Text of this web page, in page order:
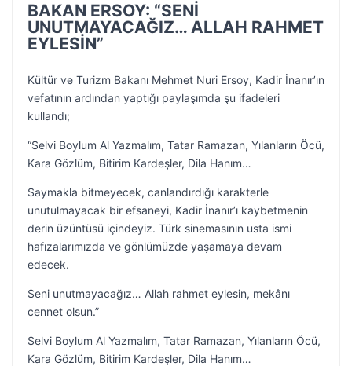
BAKAN ERSOY: “SENİ
UNUTMAYACAĞIZ… ALLAH RAHMET
EYLESİN”
Kültür ve Turizm Bakanı Mehmet Nuri Ersoy, Kadir İnanır’ın
vefatının ardından yaptığı paylaşımda şu ifadeleri
kullandı;
“Selvi Boylum Al Yazmalım, Tatar Ramazan, Yılanların Öcü,
Kara Gözlüm, Bitirim Kardeşler, Dila Hanım…
Saymakla bitmeyecek, canlandırdığı karakterle
unutulmayacak bir efsaneyi, Kadir İnanır’ı kaybetmenin
derin üzüntüsü içindeyiz. Türk sinemasının usta ismi
hafızalarımızda ve gönlümüzde yaşamaya devam
edecek.
Seni unutmayacağız… Allah rahmet eylesin, mekânı
cennet olsun.”
Selvi Boylum Al Yazmalım, Tatar Ramazan, Yılanların Öcü,
Kara Gözlüm, Bitirim Kardeşler, Dila Hanım…